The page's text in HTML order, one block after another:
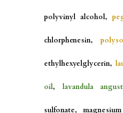
polyvinyl alcohol,
chlorphenesin,
ethylhexyelglycerin,
oil, lavandula
sulfonate,